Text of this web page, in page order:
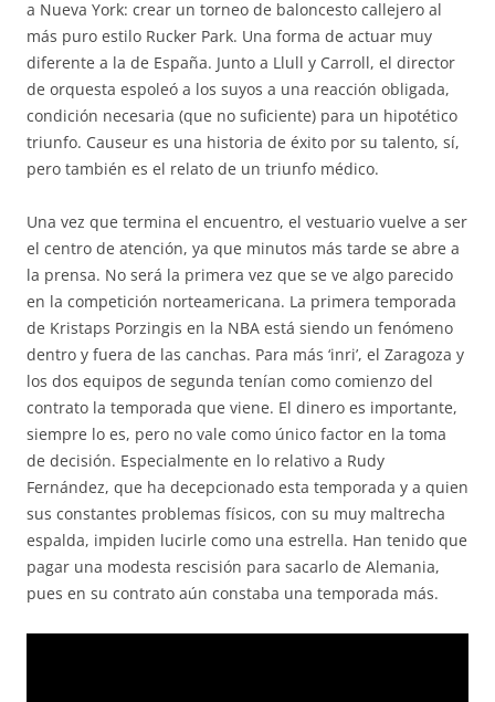
a Nueva York: crear un torneo de baloncesto callejero al
más puro estilo Rucker Park. Una forma de actuar muy
diferente a la de España. Junto a Llull y Carroll, el director
de orquesta espoleó a los suyos a una reacción obligada,
condición necesaria (que no suficiente) para un hipotético
triunfo. Causeur es una historia de éxito por su talento, sí,
pero también es el relato de un triunfo médico.
Una vez que termina el encuentro, el vestuario vuelve a ser
el centro de atención, ya que minutos más tarde se abre a
la prensa. No será la primera vez que se ve algo parecido
en la competición norteamericana. La primera temporada
de Kristaps Porzingis en la NBA está siendo un fenómeno
dentro y fuera de las canchas. Para más ‘inri’, el Zaragoza y
los dos equipos de segunda tenían como comienzo del
contrato la temporada que viene. El dinero es importante,
siempre lo es, pero no vale como único factor en la toma
de decisión. Especialmente en lo relativo a Rudy
Fernández, que ha decepcionado esta temporada y a quien
sus constantes problemas físicos, con su muy maltrecha
espalda, impiden lucirle como una estrella. Han tenido que
pagar una modesta rescisión para sacarlo de Alemania,
pues en su contrato aún constaba una temporada más.